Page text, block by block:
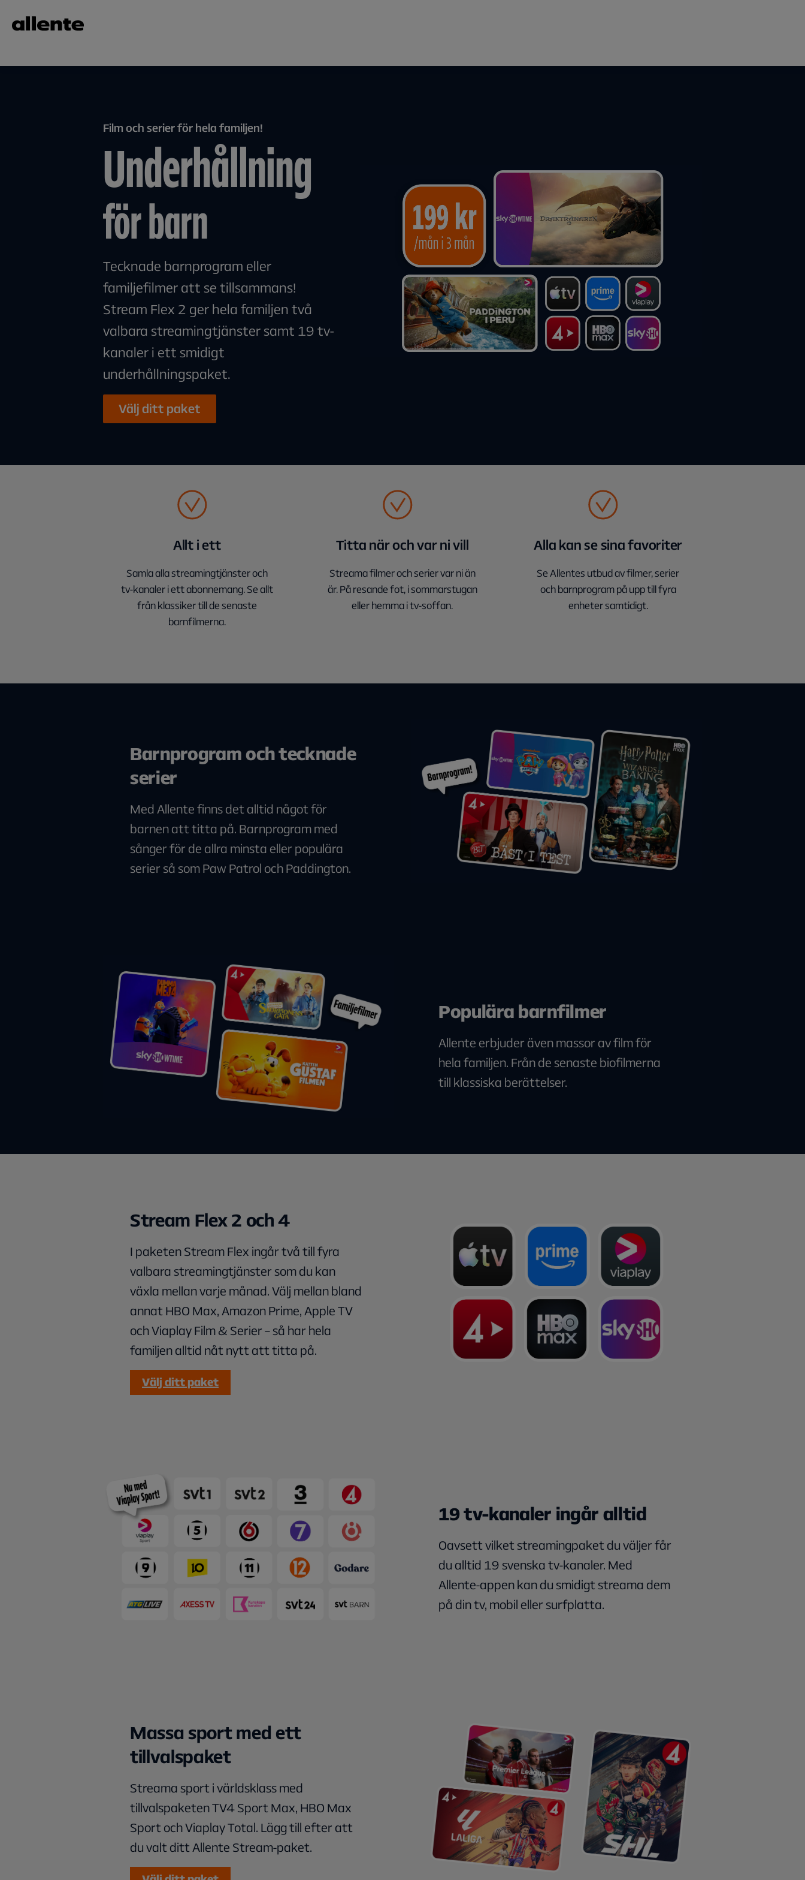
Film och serier för hela familjen!
Underhållning
för barn
Tecknade barnprogram eller
familjefilmer att se tillsammans!
Stream Flex 2 ger hela familjen två
valbara streamingtjänster samt 19 tv-
kanaler i ett smidigt
underhållningspaket.
Välj ditt paket
Allt i ett
Samla alla streamingtjänster och
tv-kanaler i ett abonnemang. Se allt
från klassiker till de senaste
barnfilmerna.
Titta när och var ni vill
Streama filmer och serier var ni än
är. På resande fot, i sommarstugan
eller hemma i tv-soffan.
Alla kan se sina favoriter
Se Allentes utbud av filmer, serier
och barnprogram på upp till fyra
enheter samtidigt.
Barnprogram och tecknade
serier
Med Allente finns det alltid något för
barnen att titta på. Barnprogram med
sånger för de allra minsta eller populära
serier så som Paw Patrol och Paddington.
Populära barnfilmer
Allente erbjuder även massor av film för
hela familjen. Från de senaste biofilmerna
till klassiska berättelser.
Stream Flex 2 och 4
I paketen Stream Flex ingår två till fyra
valbara streamingtjänster som du kan
växla mellan varje månad. Välj mellan bland
annat HBO Max, Amazon Prime, Apple TV
och Viaplay Film & Serier – så har hela
familjen alltid nåt nytt att titta på.
Välj ditt paket
19 tv-kanaler ingår alltid
Oavsett vilket streamingpaket du väljer får
du alltid 19 svenska tv-kanaler. Med
Allente-appen kan du smidigt streama dem
på din tv, mobil eller surfplatta.
Massa sport med ett
tillvalspaket
Streama sport i världsklass med
tillvalspaketen TV4 Sport Max, HBO Max
Sport och Viaplay Total. Lägg till efter att
du valt ditt Allente Stream-paket.